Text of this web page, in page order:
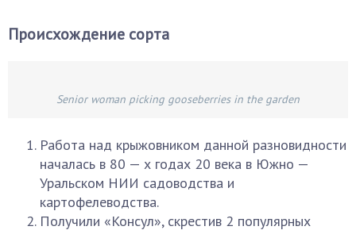
Происхождение сорта
Senior woman picking gooseberries in the garden
Работа над крыжовником данной разновидности
началась в 80 — х годах 20 века в Южно —
Уральском НИИ садоводства и
картофелеводства.
Получили «Консул», скрестив 2 популярных